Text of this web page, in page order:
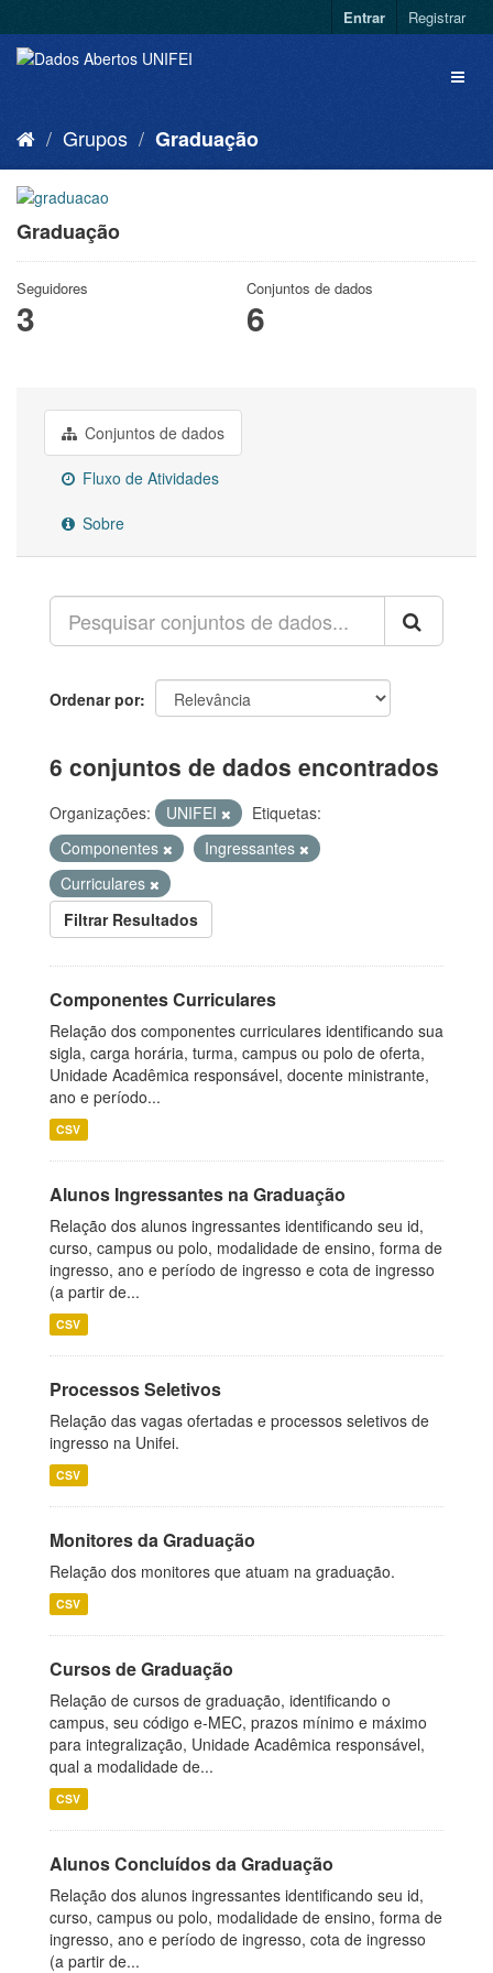
Entrar Registrar
Grupos Graduação
Graduação
Seguidores
3
Conjuntos de dados
6
Conjuntos de dados
Fluxo de Atividades
Sobre
Ordenar por
6 conjuntos de dados encontrados
Organizações: UNIFEI
Etiquetas:
Componentes
Ingressantes
Curriculares
Filtrar Resultados
Componentes Curriculares
Relação dos componentes curriculares identificando sua
sigla, carga horária, turma, campus ou polo de oferta,
Unidade Acadêmica responsável, docente ministrante,
ano e período...
CSV
Alunos Ingressantes na Graduação
Relação dos alunos ingressantes identificando seu id,
curso, campus ou polo, modalidade de ensino, forma de
ingresso, ano e período de ingresso e cota de ingresso
(a partir de...
CSV
Processos Seletivos
Relação das vagas ofertadas e processos seletivos de
ingresso na Unifei.
CSV
Monitores da Graduação
Relação dos monitores que atuam na graduação.
CSV
Cursos de Graduação
Relação de cursos de graduação, identificando o
campus, seu código e-MEC, prazos mínimo e máximo
para integralização, Unidade Acadêmica responsável,
qual a modalidade de...
CSV
Alunos Concluídos da Graduação
Relação dos alunos ingressantes identificando seu id,
curso, campus ou polo, modalidade de ensino, forma de
ingresso, ano e período de ingresso, cota de ingresso
(a partir de...